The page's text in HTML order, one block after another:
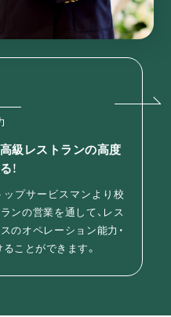
海外インターンシッ
、海外インターンシップ
を養います。また、国際
への接客ができるように